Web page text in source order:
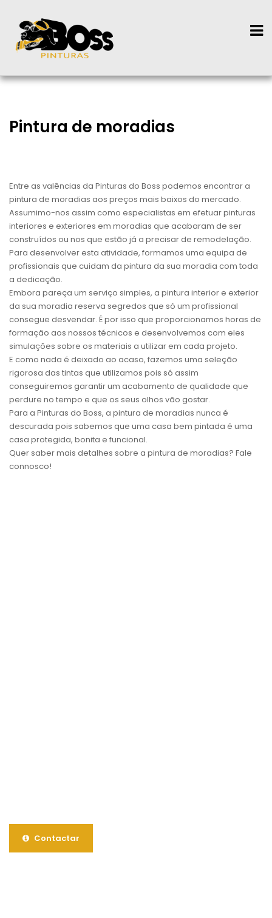
Pintura de moradias
Entre as valências da Pinturas do Boss podemos encontrar a
pintura de moradias aos preços mais baixos do mercado.
Assumimo-nos assim como especialistas em efetuar pinturas
interiores e exteriores em moradias que acabaram de ser
construídos ou nos que estão já a precisar de remodelação.
Para desenvolver esta atividade, formamos uma equipa de
profissionais que cuidam da pintura da sua moradia com toda
a dedicação.
Embora pareça um serviço simples, a pintura interior e exterior
da sua moradia reserva segredos que só um profissional
consegue desvendar. É por isso que proporcionamos horas de
formação aos nossos técnicos e desenvolvemos com eles
simulações sobre os materiais a utilizar em cada projeto.
E como nada é deixado ao acaso, fazemos uma seleção
rigorosa das tintas que utilizamos pois só assim
conseguiremos garantir um acabamento de qualidade que
perdure no tempo e que os seus olhos vão gostar.
Para a Pinturas do Boss, a pintura de moradias nunca é
descurada pois sabemos que uma casa bem pintada é uma
casa protegida, bonita e funcional.
Quer saber mais detalhes sobre a pintura de moradias? Fale
connosco!
Contactar